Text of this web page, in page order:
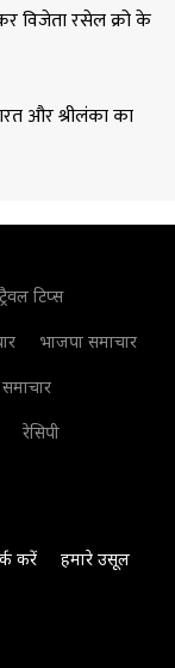
विजेता रसेल क्रो के
और श्रीलंका का
ट्रैवल टिप्स
भाजपा समाचार
रेसिपी
करें
हमारे उसूल